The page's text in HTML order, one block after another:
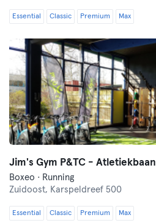
Essential Classic Premium Max
Jim's Gym P&TC - Atletiekbaan
Boxeo · Running
Zuidoost, Karspeldreef 500
Essential Classic Premium Max